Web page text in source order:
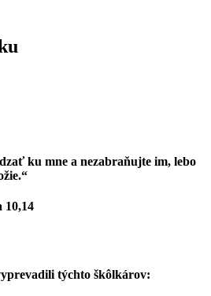
ku mne a nezabraňujte im, lebo
týchto škôlkárov: